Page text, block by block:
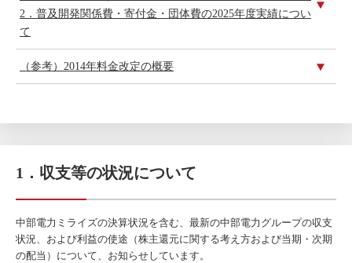
2．普及開発関係費・寄付金・団体費の2025年度実績につい
て
（参考）2014年料金改定の概要
1．収支等の状況について
中部電力ミライズの決算状況を含む、最新の中部電力グループの収支
状況、および利益の使途（株主還元に関する考え方および当期・次期
の配当）について、お知らせしています。